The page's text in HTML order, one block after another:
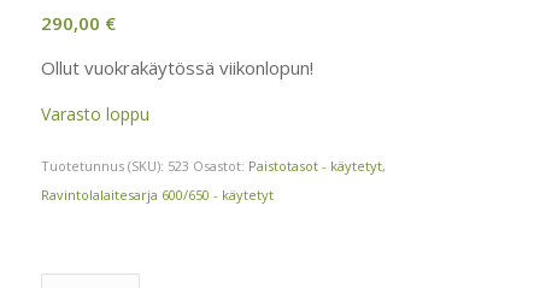
290,00 €
Ollut vuokrakäytössä viikonlopun!
Varasto loppu
Tuotetunnus (SKU): 523 Osastot: Paistotasot - käytetyt,
Ravintolalaitesarja 600/650 - käytetyt